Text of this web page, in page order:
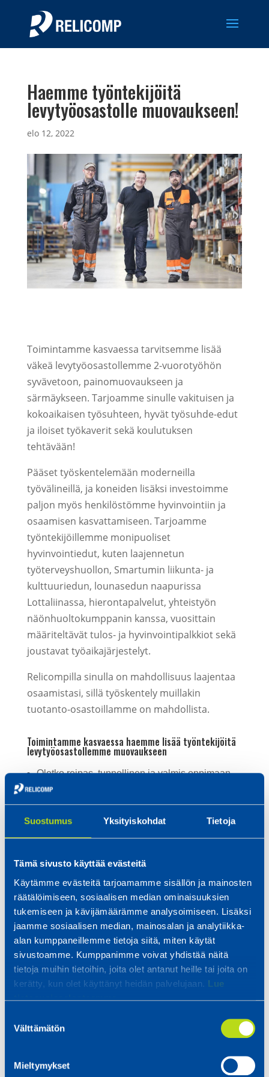
Suostumus Yksityiskohdat Tietoja
Tämä sivusto käyttää evästeitä
Käytämme evästeitä tarjoamamme sisällön ja mainosten
räätälöimiseen, sosiaalisen median ominaisuuksien
tukemiseen ja kävijämäärämme analysoimiseen. Lisäksi
jaamme sosiaalisen median, mainosalan ja analytiikka-
alan kumppaneillemme tietoja siitä, miten käytät
sivustoamme. Kumppanimme voivat yhdistää näitä
tietoja muihin tietoihin, joita olet antanut heille tai joita on
kerätty, kun olet käyttänyt heidän palvelujaan. Lue
tietosuojaselosteemme.
valinta
Välttämätön
Mieltymykset
Haemme työntekijöitä
levytyöosastolle muovaukseen!
elo 12, 2022
Toimintamme kasvaessa tarvitsemme lisää
väkeä levytyöosastollemme 2-vuorotyöhön
syvävetoon, painomuovaukseen ja
särmäykseen. Tarjoamme sinulle vakituisen ja
kokoaikaisen työsuhteen, hyvät työsuhde-edut
ja iloiset työkaverit sekä koulutuksen
tehtävään!
Pääset työskentelemään moderneilla
työvälineillä, ja koneiden lisäksi investoimme
paljon myös henkilöstömme hyvinvointiin ja
osaamisen kasvattamiseen. Tarjoamme
työntekijöillemme monipuoliset
hyvinvointiedut, kuten laajennetun
työterveyshuollon, Smartumin liikunta- ja
kulttuuriedun, lounasedun naapurissa
Lottaliinassa, hierontapalvelut, yhteistyön
näönhuoltokumppanin kanssa, vuosittain
määriteltävät tulos- ja hyvinvointipalkkiot sekä
joustavat työaikajärjestelyt.
Relicompilla sinulla on mahdollisuus laajentaa
osaamistasi, sillä työskentely muillakin
tuotanto-osastoillamme on mahdollista.
Toimintamme kasvaessa haemme lisää työntekijöitä
levytyöosastollemme muovaukseen
Oletko reipas, tunnollinen ja valmis oppimaan
uutta?
Oletko valmis vuorotyöhön?
Edeltävä työkokemus vastaavista tehtävistä,
sekä kuvienlukutaito lasketaan eduksi, mutta
eivät ole välttämättömiä. Lisäksi toivomme,
että olet oma-aloitteinen, tuloksellinen ja
tavoitteellinen tekijä. Arvostamme intoa tarttua
haasteisiin sekä halua kehittää itseään ja
työyhteisöään.
Kuulostaako sinulta?
Hienoa, älä epäröi hakea meille töihin. Saatat
Lähetä hakemuksesi alla olevalla lomakkeella.